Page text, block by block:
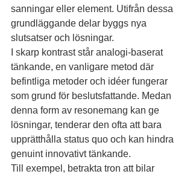
sanningar eller element. Utifrån dessa
grundläggande delar byggs nya
slutsatser och lösningar.
I skarp kontrast står analogi-baserat
tänkande, en vanligare metod där
befintliga metoder och idéer fungerar
som grund för beslutsfattande. Medan
denna form av resonemang kan ge
lösningar, tenderar den ofta att bara
upprätthålla status quo och kan hindra
genuint innovativt tänkande.
Till exempel, betrakta tron att bilar